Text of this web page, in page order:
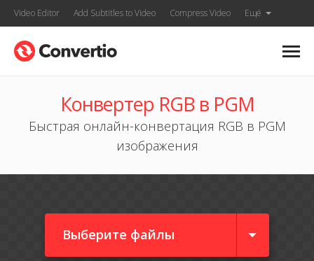
Video Editor Add Subtitles to Video Compress Video Ещё
Конвертер RGB в PGM
Быстрая онлайн-конвертация RGB в PGM
изображения
Выберите файлы